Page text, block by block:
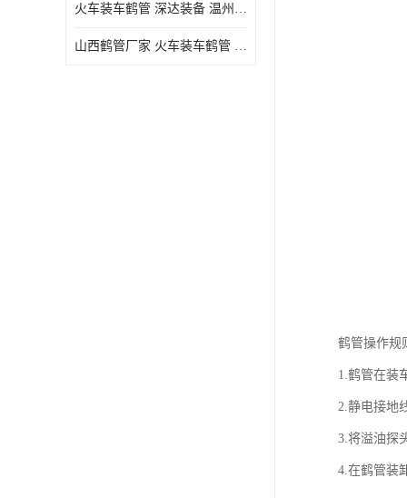
火车装车鹤管 深达装备 温州鹤管价格
山西鹤管厂家 火车装车鹤管 深达
鹤管操作规
1.鹤管在装
2.静电接地
3.将溢油探
4.在鹤管装